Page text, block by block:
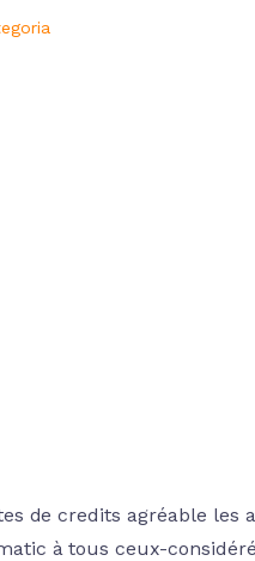
de credits agréable les
à tous ceux-